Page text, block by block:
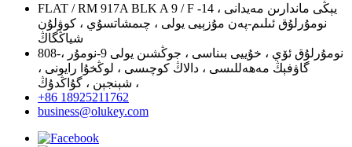
FLAT / RM 917A BLK A 9 / F يېڭى ماندارىن مەيدانى ، 14-
نومۇرلۇق ئىلىم-پەن مۇزېيى يولى ، چىمشاتسۇي ، كوۋلۇن
شياڭگاڭ
808-نومۇرلۇق ئۆي ، خۇييى بىناسى ، جوڭشىن يولى 9-نومۇر ،
گاۋفېڭ مەھەللىسى ، دالاڭ كوچىسى ، لوڭخۇا رايونى ،
شېنجېن ، گۇاڭدۇڭ ،
+86 18925211762
business@olukey.com